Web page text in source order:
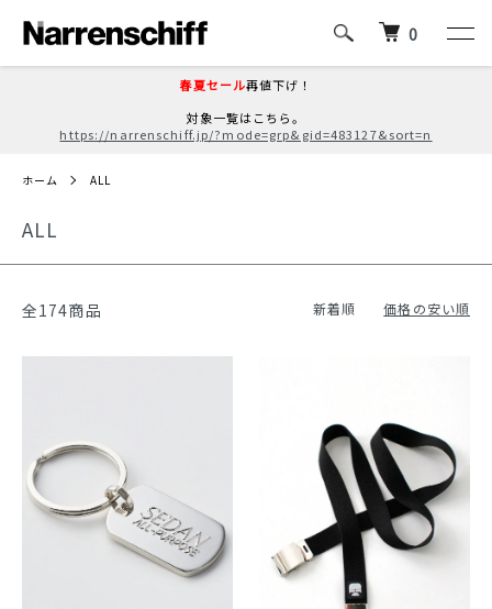
春夏セール再値下げ！
対象一覧はこちら。
https://narrenschiff.jp/?mode=grp&gid=483127&sort=n
0
ホーム ALL
ALL
全174商品 新着順 価格の安い順